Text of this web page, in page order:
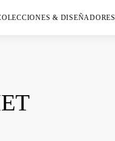
& DISEÑADORES